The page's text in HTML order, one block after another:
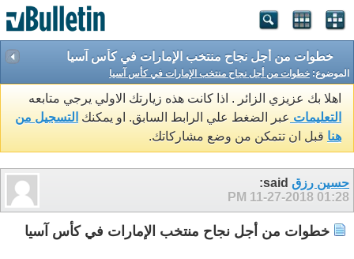
خطوات من أجل نجاح منتخب الإمارات في كأس آسيا
الموضوع: خطوات من أجل نجاح منتخب الإمارات في كأس آسيا
اهلا بك عزيزي الزائر . اذا كانت هذه زيارتك الاولي يرجي متابعه
التعليمات عبر الضغط علي الرابط السابق. او يمكنك التسجيل من
هنا قبل ان تتمكن من وضع مشاركاتك.
حسين رزق
11-27-2018 01:28 PM
خطوات من أجل نجاح منتخب الإمارات في كأس آسيا